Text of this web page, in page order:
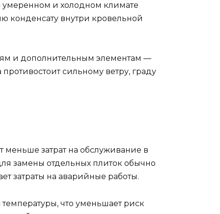
умеренном и холодном климате
конденсату внутри кровельной
и дополнительным элементам —
сильному ветру, граду
меньше затрат на обслуживание в
замены отдельных плиток обычно
затраты на аварийные работы.
что уменьшает риск